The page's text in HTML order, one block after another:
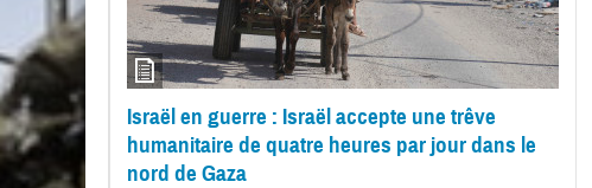
Israël en guerre : Israël accepte une trêve
humanitaire de quatre heures par jour dans le
nord de Gaza